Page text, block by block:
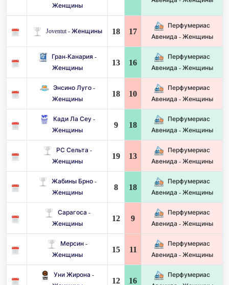
Женщины
Joventut - Женщины 18 17
Перфумериас
Авенида - Женщины
Гран-Канария -
Женщины
13 16
Перфумериас
Авенида - Женщины
Энсино Луго -
Женщины
18 10
Перфумериас
Авенида - Женщины
Кади Ла Сеу -
Женщины
9 18
Перфумериас
Авенида - Женщины
РС Сельта -
Женщины
19 13
Перфумериас
Авенида - Женщины
Жабины Брно -
Женщины
8 18
Перфумериас
Авенида - Женщины
Сарагоса -
Женщины
12 9
Перфумериас
Авенида - Женщины
Мерсин -
Женщины
15 11
Перфумериас
Авенида - Женщины
Уни Жирона -
12 16
Перфумериас